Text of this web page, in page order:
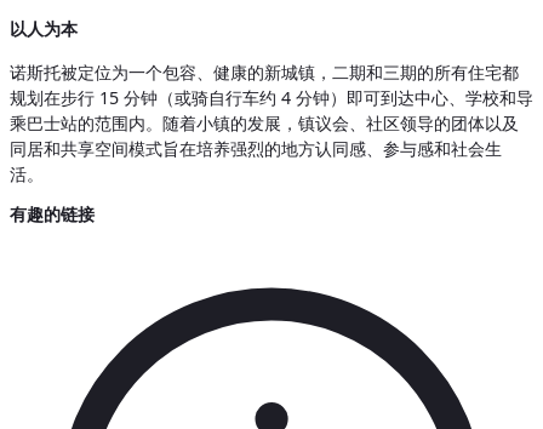
以人为本
诺斯托被定位为一个包容、健康的新城镇，二期和三期的所有住宅都
规划在步行 15 分钟（或骑自行车约 4 分钟）即可到达中心、学校和导
乘巴士站的范围内。随着小镇的发展，镇议会、社区领导的团体以及
同居和共享空间模式旨在培养强烈的地方认同感、参与感和社会生
活。
有趣的链接